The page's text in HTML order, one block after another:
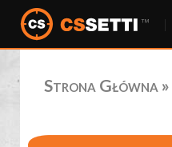
Strona Główna »